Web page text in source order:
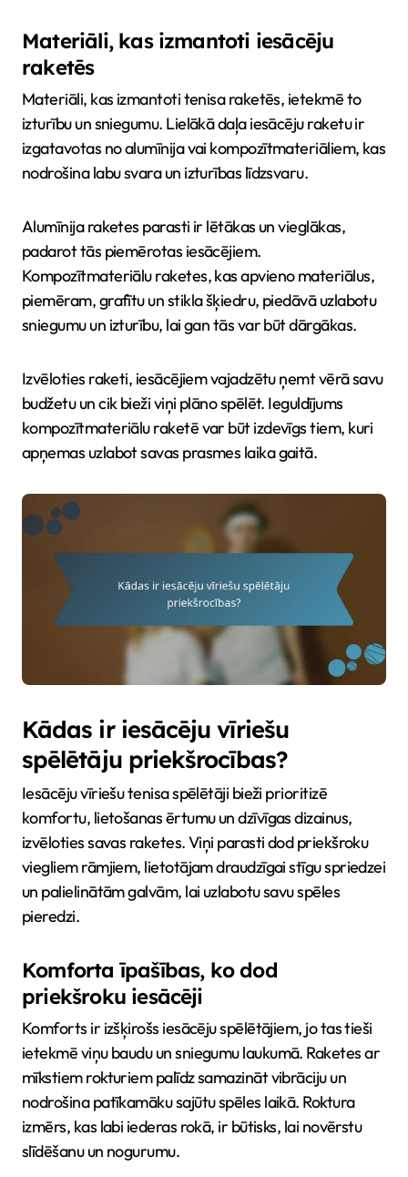
Materiāli, kas izmantoti iesācēju
raketēs
Materiāli, kas izmantoti tenisa raketēs, ietekmē to
izturību un sniegumu. Lielākā daļa iesācēju raketu ir
izgatavotas no alumīnija vai kompozītmateriāliem, kas
nodrošina labu svara un izturības līdzsvaru.
Alumīnija raketes parasti ir lētākas un vieglākas,
padarot tās piemērotas iesācējiem.
Kompozītmateriālu raketes, kas apvieno materiālus,
piemēram, grafītu un stikla šķiedru, piedāvā uzlabotu
sniegumu un izturību, lai gan tās var būt dārgākas.
Izvēloties raketi, iesācējiem vajadzētu ņemt vērā savu
budžetu un cik bieži viņi plāno spēlēt. Ieguldījums
kompozītmateriālu raketē var būt izdevīgs tiem, kuri
apņemas uzlabot savas prasmes laika gaitā.
Kādas ir iesācēju vīriešu
spēlētāju priekšrocības?
Iesācēju vīriešu tenisa spēlētāji bieži prioritizē
komfortu, lietošanas ērtumu un dzīvīgas dizainus,
izvēloties savas raketes. Viņi parasti dod priekšroku
viegliem rāmjiem, lietotājam draudzīgai stīgu spriedzei
un palielinātām galvām, lai uzlabotu savu spēles
pieredzi.
Komforta īpašības, ko dod
priekšroku iesācēji
Komforts ir izšķirošs iesācēju spēlētājiem, jo tas tieši
ietekmē viņu baudu un sniegumu laukumā. Raketes ar
mīkstiem rokturiem palīdz samazināt vibrāciju un
nodrošina patīkamāku sajūtu spēles laikā. Roktura
izmērs, kas labi iederas rokā, ir būtisks, lai novērstu
slīdēšanu un nogurumu.